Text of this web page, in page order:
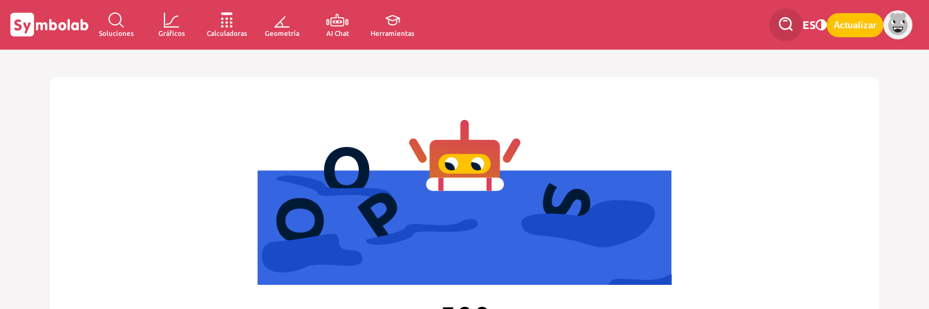
Soluciones Gráficos Calculadoras Geometría AI Chat Herramientas
ES Actualizar